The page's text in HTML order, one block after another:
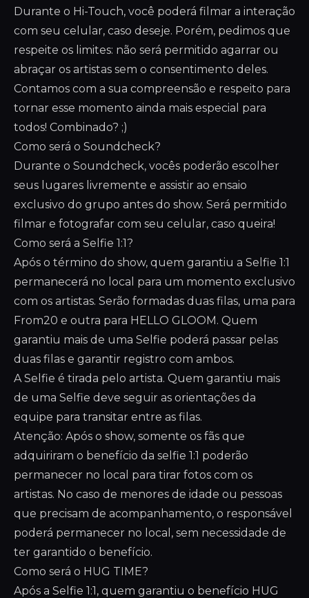
Durante o Hi-Touch, você poderá filmar a interação
com seu celular, caso deseje. Porém, pedimos que
respeite os limites: não será permitido agarrar ou
abraçar os artistas sem o consentimento deles.
Contamos com a sua compreensão e respeito para
tornar esse momento ainda mais especial para
todos! Combinado? ;)
Como será o Soundcheck?
Durante o Soundcheck, vocês poderão escolher
seus lugares livremente e assistir ao ensaio
exclusivo do grupo antes do show. Será permitido
filmar e fotografar com seu celular, caso queira!
Como será a Selfie 1:1?
Após o término do show, quem garantiu a Selfie 1:1
permanecerá no local para um momento exclusivo
com os artistas. Serão formadas duas filas, uma para
From20 e outra para HELLO GLOOM. Quem
garantiu mais de uma Selfie poderá passar pelas
duas filas e garantir registro com ambos.
A Selfie é tirada pelo artista. Quem garantiu mais
de uma Selfie deve seguir as orientações da
equipe para transitar entre as filas.
Atenção: Após o show, somente os fãs que
adquiriram o benefício da selfie 1:1 poderão
permanecer no local para tirar fotos com os
artistas. No caso de menores de idade ou pessoas
que precisam de acompanhamento, o responsável
poderá permanecer no local, sem necessidade de
ter garantido o benefício.
Como será o HUG TIME?
Após a Selfie 1:1, quem garantiu o benefício HUG